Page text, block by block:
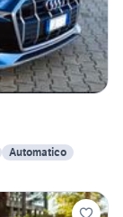
Automatico